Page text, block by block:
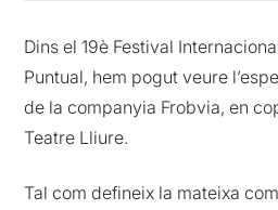
Dins el 19è Festival
Puntual, hem pogut veure
de la companyia Frobvia, en
Teatre Lliure.
Tal com defineix la mateixa